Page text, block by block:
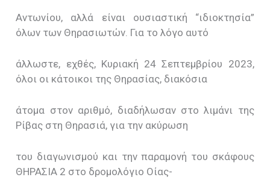
Αντωνίου, αλλά είναι ουσιαστική “ιδιοκτησία”
όλων των Θηρασιωτών. Για το λόγο αυτό
άλλωστε, εχθές, Κυριακή 24 Σεπτεμβρίου 2023,
όλοι οι κάτοικοι της Θηρασίας, διακόσια
άτομα στον αριθμό, διαδήλωσαν στο λιμάνι της
Ρίβας στη Θηρασιά, για την ακύρωση
του διαγωνισμού και την παραμονή του σκάφους
ΘΗΡΑΣΙΑ 2 στο δρομολόγιο Οίας-